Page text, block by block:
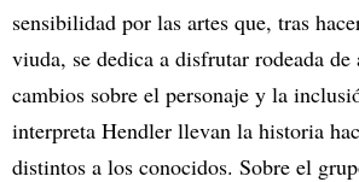
sensibilidad por las artes que, tras
viuda, se dedica a disfrutar rodeada de
cambios sobre el personaje y la
interpreta Hendler llevan la historia
distintos a los conocidos. Sobre el